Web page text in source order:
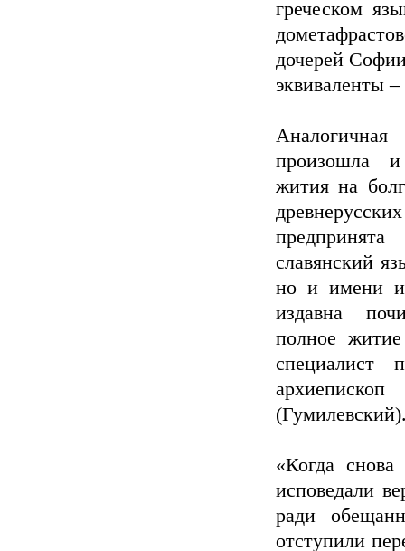
греческом
дочерей
эквиваленты
произошла и
жития на
славянский
но и имени
издавна
полное
специалист
«Когда
исповедали
ради
отступили